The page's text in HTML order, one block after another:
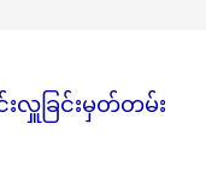
လှူခြင်းမှတ်တမ်း